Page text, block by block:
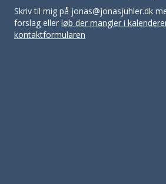
Skriv til mig på jonas@jonasjuhler.dk
forslag eller løb der mangler i
kontaktformularen